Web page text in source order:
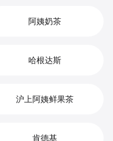
阿姨奶茶
哈根达斯
沪上阿姨鲜果茶
肯德基